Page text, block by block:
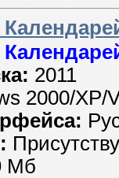
2011
2000/XP/
Мб